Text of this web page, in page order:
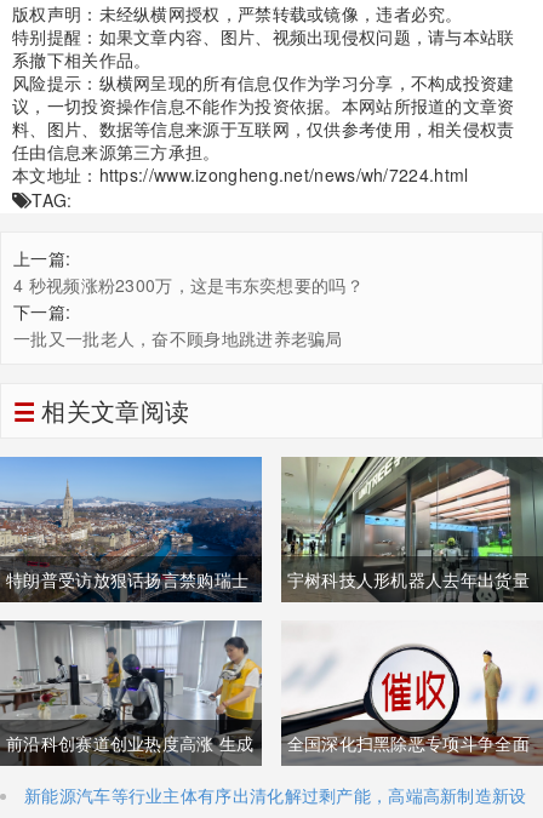
版权声明：未经纵横网授权，严禁转载或镜像，违者必究。
特别提醒：如果文章内容、图片、视频出现侵权问题，请与本站联
系撤下相关作品。
风险提示：纵横网呈现的所有信息仅作为学习分享，不构成投资建
议，一切投资操作信息不能作为投资依据。本网站所报道的文章资
料、图片、数据等信息来源于互联网，仅供参考使用，相关侵权责
任由信息来源第三方承担。
本文地址： https://www.izongheng.net/news/wh/7224.html
TAG:
上一篇:
4 秒视频涨粉2300万，这是韦东奕想要的吗？
下一篇:
一批又一批老人，奋不顾身地跳进养老骗局
相关文章阅读
特朗普受访放狠话扬言禁购瑞士
商品抹平贸易逆差 双方贸易数据
与经贸纽带实际情况反差明显
宇树科技人形机器人去年出货量
加码核心技术研发
前沿科创赛道创业热度高涨 生成
式AI与人形机器人加速培育全新
全国深化扫黑除恶专项斗争全面
铺开 河南锁定十类新型涉网涉软
新能源汽车等行业主体有序出清化解过剩产能，高端高新制造新设